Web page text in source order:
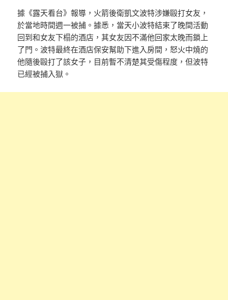
據《露天看台》報導，火箭後衛凱文波特涉嫌毆打女友，
於當地時間週一被捕。據悉，當天小波特結束了晚間活動
回到和女友下榻的酒店，其女友因不滿他回家太晚而鎖上
了門。波特最終在酒店保安幫助下進入房間，怒火中燒的
他隨後毆打了該女子，目前暫不清楚其受傷程度，但波特
已經被捕入獄。